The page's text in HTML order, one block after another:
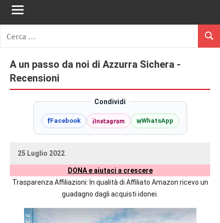
Cuore
Tra
I
Libri
romanzi
romance
e
non
solo.
Recensioni,
delle
autrici
straniere.
per:
A un passo da noi di Azzurra Sichera -
Recensioni
Condividi
fFacebook iInstagram wWhatsApp
25 Luglio 2022
uctil_user
Nessun
DONA e aiutaci a crescere
Trasparenza Affiliazioni: In qualità di Affiliato Amazon ricevo un
guadagno dagli acquisti idonei.